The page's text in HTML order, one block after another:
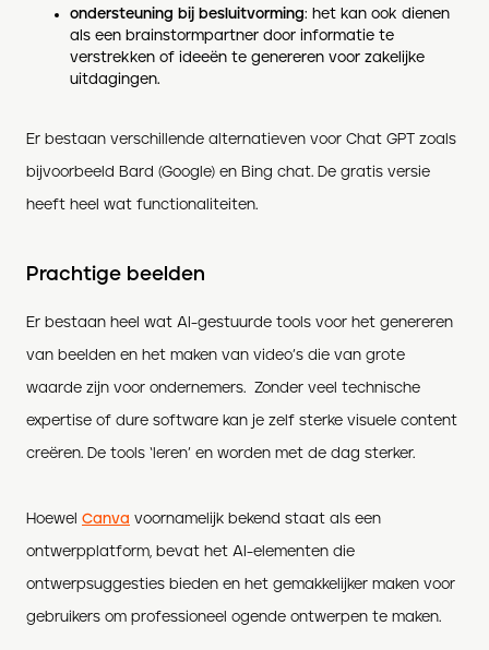
ondersteuning bij besluitvorming: het kan ook dienen
als een brainstormpartner door informatie te
verstrekken of ideeën te genereren voor zakelijke
uitdagingen.
Er bestaan verschillende alternatieven voor Chat GPT zoals
bijvoorbeeld Bard (Google) en Bing chat. De gratis versie
heeft heel wat functionaliteiten.
Prachtige beelden
Er bestaan heel wat AI-gestuurde tools voor het genereren
van beelden en het maken van video’s die van grote
waarde zijn voor ondernemers. Zonder veel technische
expertise of dure software kan je zelf sterke visuele content
creëren. De tools ‘leren’ en worden met de dag sterker.
Hoewel Canva voornamelijk bekend staat als een
ontwerpplatform, bevat het AI-elementen die
ontwerpsuggesties bieden en het gemakkelijker maken voor
gebruikers om professioneel ogende ontwerpen te maken.